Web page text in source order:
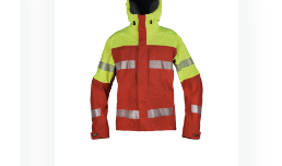
ACCESSOIRES